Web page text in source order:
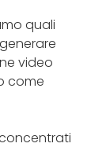
quali
video
come